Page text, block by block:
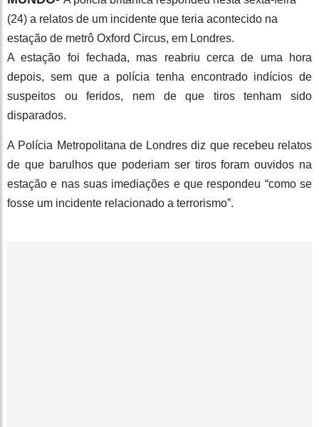
(24) a relatos de um incidente que teria acontecido na
estação de metrô Oxford Circus, em Londres.
A estação foi fechada, mas reabriu cerca de uma hora
depois, sem que a polícia tenha encontrado indícios de
suspeitos ou feridos, nem de que tiros tenham sido
disparados.
A Polícia Metropolitana de Londres diz que recebeu relatos
de que barulhos que poderiam ser tiros foram ouvidos na
estação e nas suas imediações e que respondeu “como se
fosse um incidente relacionado a terrorismo”.